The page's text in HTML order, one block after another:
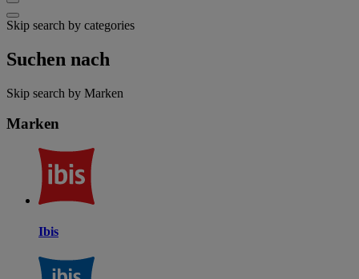
Skip search by categories
Suchen nach
Skip search by Marken
Marken
Ibis